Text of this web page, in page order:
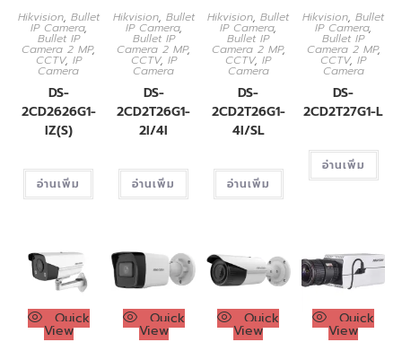
Hikvision, Bullet
IP Camera,
Bullet IP
Camera 2 MP,
CCTV, IP
Camera
DS-
2CD2626G1-
IZ(S)
อ่านเพิ่ม
Hikvision, Bullet
IP Camera,
Bullet IP
Camera 2 MP,
CCTV, IP
Camera
DS-
2CD2T26G1-
2I/4I
อ่านเพิ่ม
Hikvision,Bullet
IP Camera,
Bullet IP
Camera 2 MP,
CCTV,IP
Camera
DS-
2CD2T26G1-
4I/SL
อ่านเพิ่ม
Hikvision,Bullet
IP Camera,
Bullet IP
Camera 2 MP,
CCTV,IP
Camera
DS-
2CD2T27G1-L
อ่านเพิ่ม
Quick
View
Quick
View
Quick
View
Quick
View